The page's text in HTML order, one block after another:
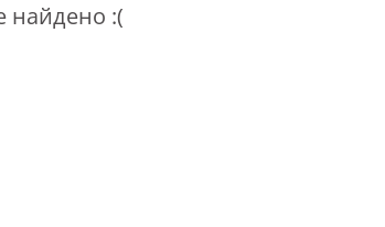
найдено :(